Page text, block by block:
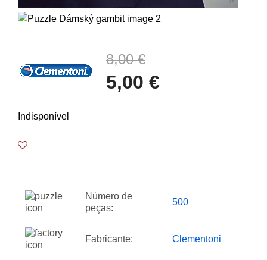
8,00 €
5,00 €
Indisponível
Número de
peças:
500
Fabricante: Clementoni